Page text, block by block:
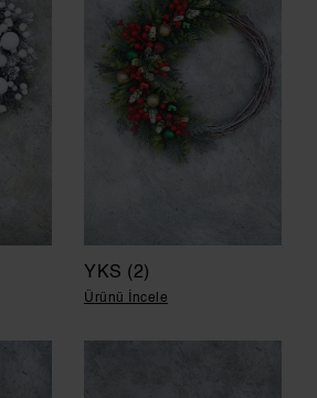
YKS (2)
Ürünü İncele